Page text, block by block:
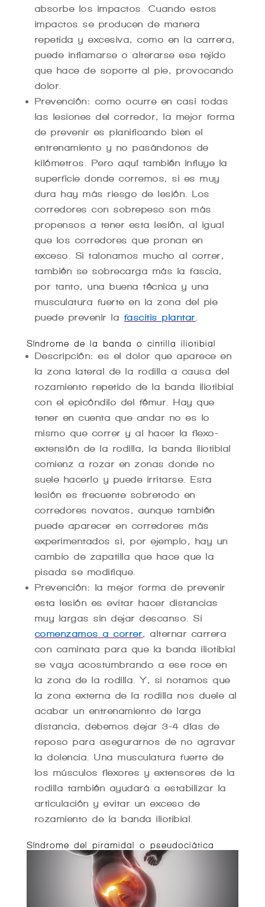
absorbe los impactos. Cuando estos
impactos se producen de manera
repetida y excesiva, como en la carrera,
puede inflamarse o alterarse ese tejido
que hace de soporte al pie, provocando
dolor.
Prevención: como ocurre en casi todas
las lesiones del corredor, la mejor forma
de prevenir es planificando bien el
entrenamiento y no pasándonos de
kilómetros. Pero aquí también influye la
superficie donde corremos, si es muy
dura hay más riesgo de lesión. Los
corredores con sobrepeso son más
propensos a tener esta lesión, al igual
que los corredores que pronan en
exceso. Si talonamos mucho al correr,
también se sobrecarga más la fascia,
por tanto, una buena técnica y una
musculatura fuerte en la zona del pie
puede prevenir lafascitis plantar
Síndrome de la banda o cintilla iliotibial
Descripción: es el dolor que aparece en
la zona lateral de la rodilla a causa del
rozamiento repetido de la banda iliotibial
con el epicóndilo del fémur. Hay que
tener en cuenta que andar no es lo
mismo que correr y al hacer la flexo-
extensión de la rodilla, la banda iliotibial
comienz a rozar en zonas donde no
suele hacerlo y puede irritarse. Esta
lesión es frecuente sobretodo en
corredores novatos, aunque también
puede aparecer en corredores más
experimentados si, por ejemplo, hay un
cambio de zapatilla que hace que la
pisada se modifique.
Prevención: la mejor forma de prevenir
esta lesión es evitar hacer distancias
muy largas sin dejar descanso. Si
comenzamos a correr, alternar carrera
con caminata para que la banda iliotibial
se vaya acostumbrando a ese roce en
la zona de la rodilla. Y, si notamos que
la zona externa de la rodilla nos duele al
acabar un entrenamiento de larga
distancia, debemos dejar 3-4 días de
reposo para asegurarnos de no agravar
la dolencia. Una musculatura fuerte de
los músculos flexores y extensores de la
rodilla también ayudará a estabilizar la
articulación y evitar un exceso de
rozamiento de la banda iliotibial.
Síndrome del piramidal o pseudociática